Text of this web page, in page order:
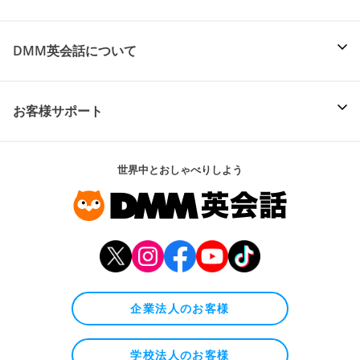
DMM英会話について
お客様サポート
世界中とおしゃべりしよう
企業法人のお客様
学校法人のお客様